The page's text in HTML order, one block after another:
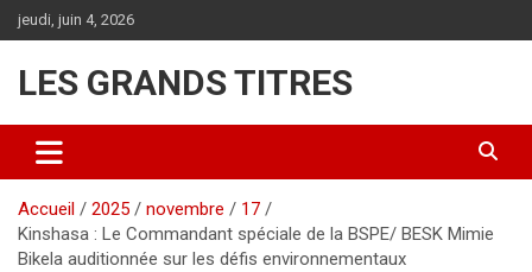
Aller
au
jeudi, juin 4, 2026
LES GRANDS TITRES
Accueil 2025 novembre
17
Kinshasa : Le Commandant spéciale de la BSPE/ BESK Mimie
Bikela auditionnée sur les défis environnementaux